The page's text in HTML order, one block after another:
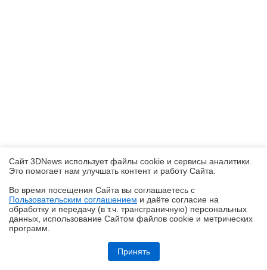
Обзор HUAWEI WATCH Kids X1 Pro: самые умные детские часы
Сайт 3DNews использует файлы cookie и сервисы аналитики.
Это помогает нам улучшать контент и работу Cайта.
Во время посещения Cайта вы соглашаетесь с
Пользовательским соглашением и даёте согласие на
обработку и передачу (в т.ч. трансграничную) персональных
данных, использование Cайтом файлов cookie и метрических
программ.
Принять